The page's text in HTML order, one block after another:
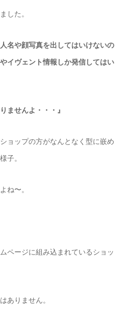
した。
名や顔写真を出してはいけないの
イヴェント情報しか発信してはい
ませんよ・・・』
ョップの方がなんとなく型に嵌め
子。
ね〜。
ページに組み込まれているショッ
ありません。